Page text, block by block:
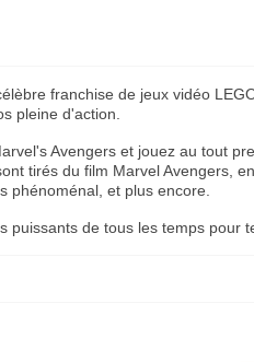
franchise de jeux vidéo
pleine d'action.
Avengers et jouez au tout
tirés du film Marvel Avengers,
phénoménal, et plus encore.
puissants de tous les temps pour